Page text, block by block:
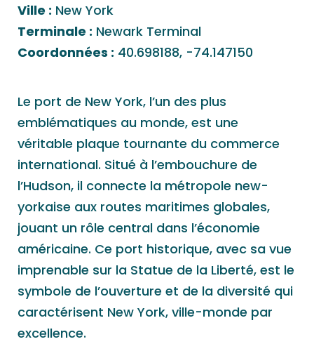
Ville : New York
Terminale : Newark Terminal
Coordonnées : 40.698188, -74.147150
Le port de New York, l’un des plus
emblématiques au monde, est une
véritable plaque tournante du commerce
international. Situé à l’embouchure de
l’Hudson, il connecte la métropole new-
yorkaise aux routes maritimes globales,
jouant un rôle central dans l’économie
américaine. Ce port historique, avec sa vue
imprenable sur la Statue de la Liberté, est le
symbole de l’ouverture et de la diversité qui
caractérisent New York, ville-monde par
excellence.